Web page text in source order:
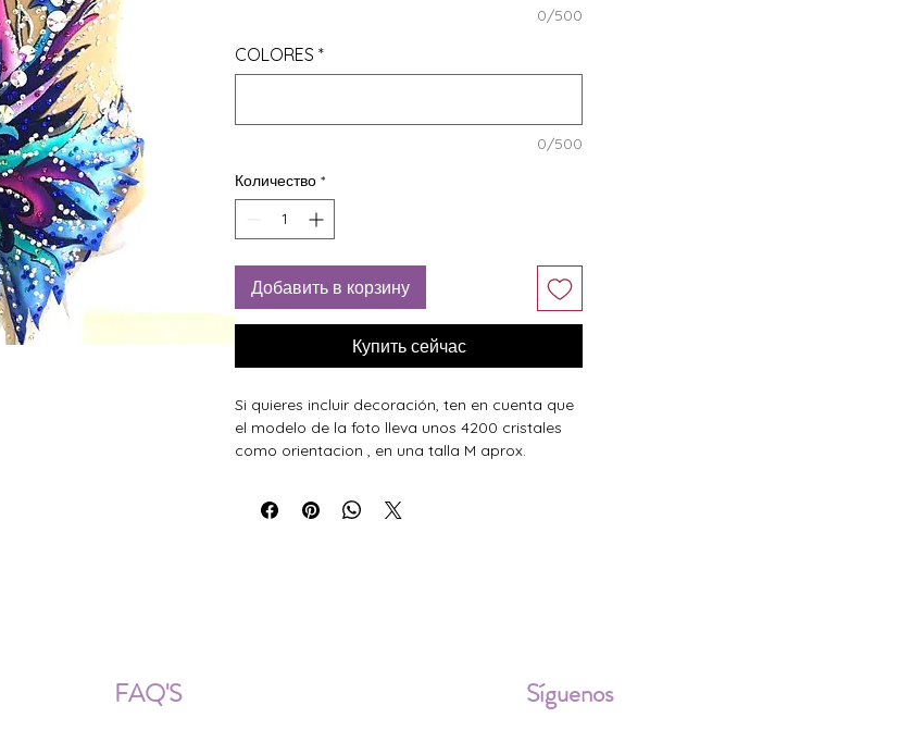
0/500
COLORES *
0/500
Количество *
Добавить в корзину
Купить сейчас
Si quieres incluir decoración, ten en cuenta que
el modelo de la foto lleva unos 4200 cristales
como orientacion , en una talla M aprox.
FAQ'S Síguenos